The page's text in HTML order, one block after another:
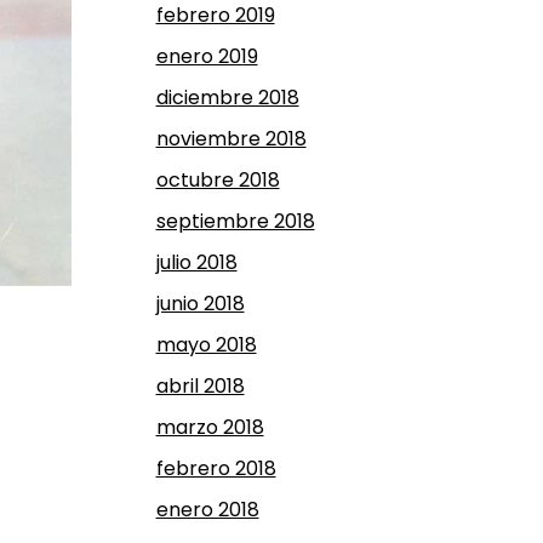
febrero 2019
enero 2019
diciembre 2018
noviembre 2018
octubre 2018
septiembre 2018
julio 2018
junio 2018
mayo 2018
abril 2018
marzo 2018
febrero 2018
enero 2018